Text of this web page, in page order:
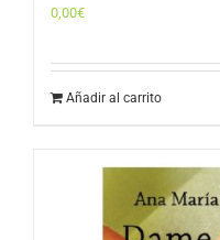
0,00€
Añadir al carrito